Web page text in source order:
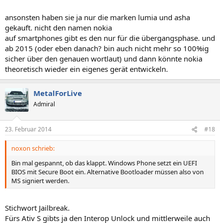
ansonsten haben sie ja nur die marken lumia und asha
gekauft. nicht den namen nokia
auf smartphones gibt es den nur für die übergangsphase. und
ab 2015 (oder eben danach? bin auch nicht mehr so 100%ig
sicher über den genauen wortlaut) und dann könnte nokia
theoretisch wieder ein eigenes gerät entwickeln.
MetalForLive
Admiral
23. Februar 2014 #18
noxon schrieb:
Bin mal gespannt, ob das klappt. Windows Phone setzt ein UEFI
BIOS mit Secure Boot ein. Alternative Bootloader müssen also von
MS signiert werden.
Stichwort Jailbreak.
Fürs Ativ S gibts ja den Interop Unlock und mittlerweile auch